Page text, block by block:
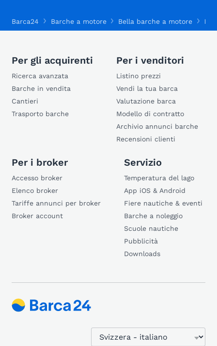
Barca24 Barche a motore Bella barche a motore
Per gli acquirenti
Ricerca avanzata
Barche in vendita
Cantieri
Trasporto barche
Per i venditori
Listino prezzi
Vendi la tua barca
Valutazione barca
Modello di contratto
Archivio annunci barche
Recensioni clienti
Per i broker
Accesso broker
Elenco broker
Tariffe annunci per broker
Broker account
Servizio
Temperatura del lago
App iOS & Android
Fiere nautiche & eventi
Barche a noleggio
Scuole nautiche
Pubblicità
Downloads